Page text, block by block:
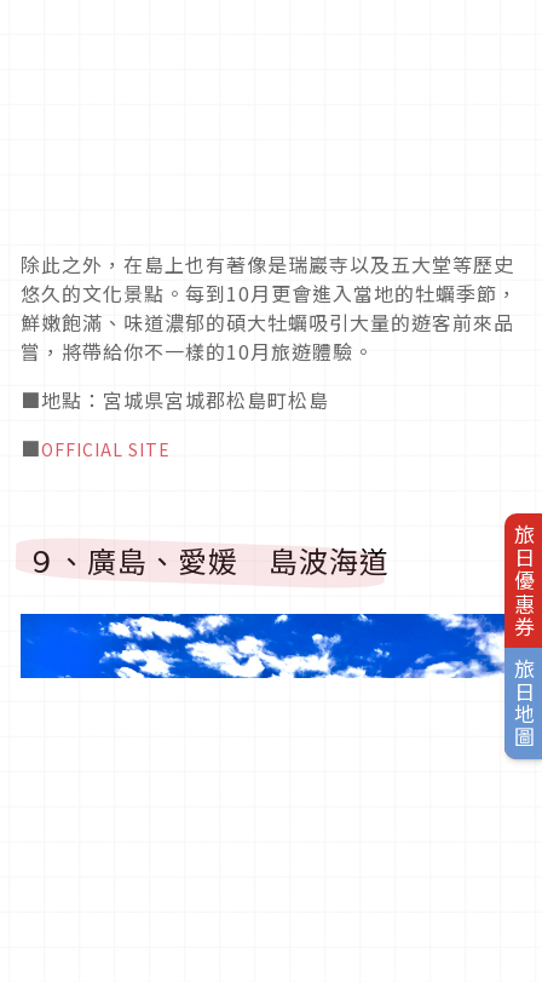
旅日優惠券
旅日地圖
除此之外，在島上也有著像是瑞巖寺以及五大堂等歷史
悠久的文化景點。每到10月更會進入當地的牡蠣季節，
鮮嫩飽滿、味道濃郁的碩大牡蠣吸引大量的遊客前來品
嘗，將帶給你不一樣的10月旅遊體驗。
■地點：宮城県宮城郡松島町松島
■OFFICIAL SITE
９、廣島、愛媛 島波海道